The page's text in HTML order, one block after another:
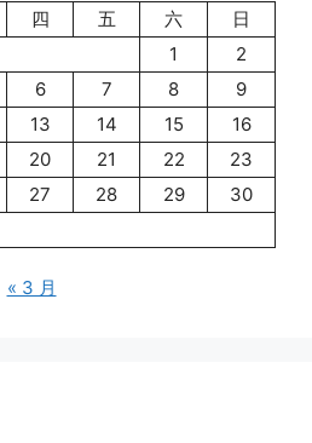
四 五 六
日
1
2
6 7 8
9
13 14 15
16
20 21 22
23
27 28 29
30
« 3 月